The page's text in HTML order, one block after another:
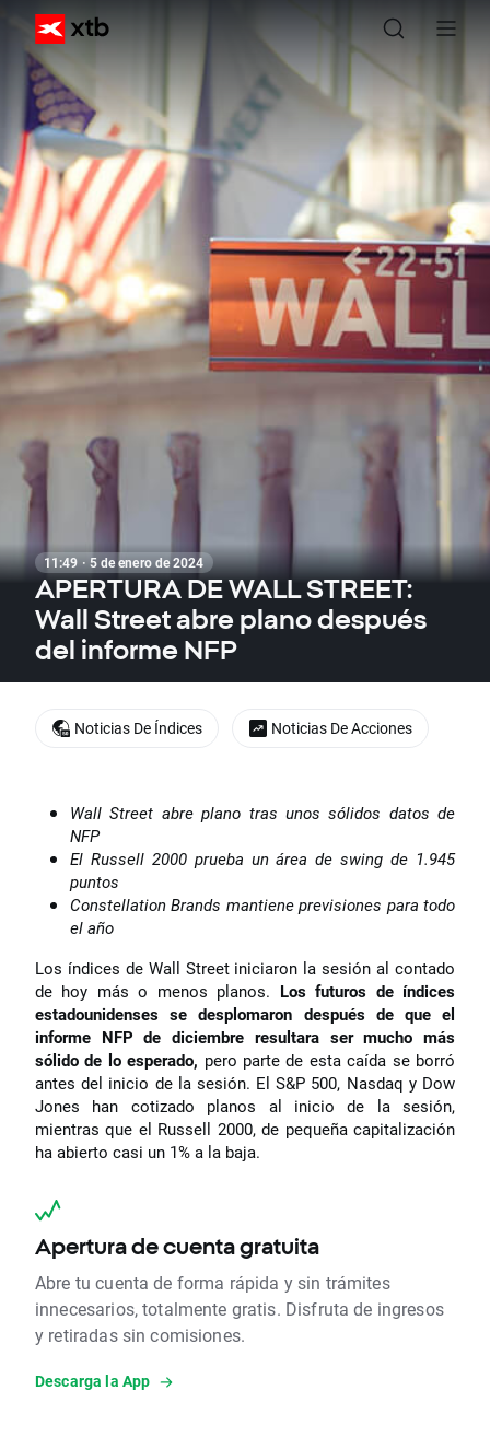
11:49 · 5 de enero de 2024
APERTURA DE WALL STREET:
Wall Street abre plano después
del informe NFP
Wall Street abre plano tras unos sólidos datos de
NFP
El Russell 2000 prueba un área de swing de 1.945
puntos
Constellation Brands mantiene previsiones para todo
el año
Los índices de Wall Street iniciaron la sesión al contado
de hoy más o menos planos. Los futuros de índices
estadounidenses se desplomaron después de que el
informe NFP de diciembre resultara ser mucho más
sólido de lo esperado, pero parte de esta caída se borró
antes del inicio de la sesión. El S&P 500, Nasdaq y Dow
Jones han cotizado planos al inicio de la sesión,
mientras que el Russell 2000, de pequeña capitalización
ha abierto casi un 1% a la baja.
Apertura de cuenta gratuita
Abre tu cuenta de forma rápida y sin trámites
innecesarios, totalmente gratis. Disfruta de ingresos
y retiradas sin comisiones.
Descarga la App
Noticias De Índices Noticias De Acciones